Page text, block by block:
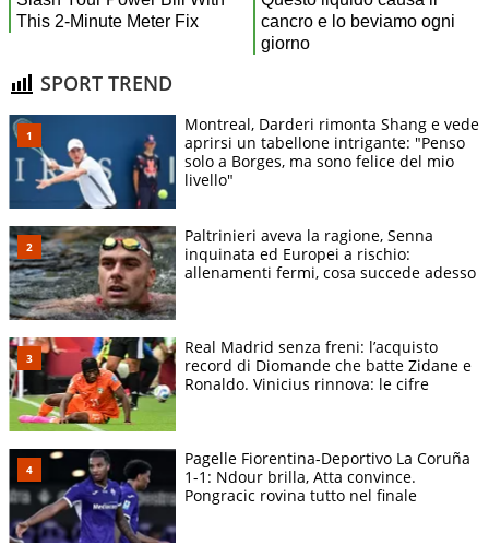
SPORT TREND
Montreal, Darderi rimonta Shang e vede
aprirsi un tabellone intrigante: "Penso
solo a Borges, ma sono felice del mio
livello"
Paltrinieri aveva la ragione, Senna
inquinata ed Europei a rischio:
allenamenti fermi, cosa succede adesso
Real Madrid senza freni: l’acquisto
record di Diomande che batte Zidane e
Ronaldo. Vinicius rinnova: le cifre
Pagelle Fiorentina-Deportivo La Coruña
1-1: Ndour brilla, Atta convince.
Pongracic rovina tutto nel finale